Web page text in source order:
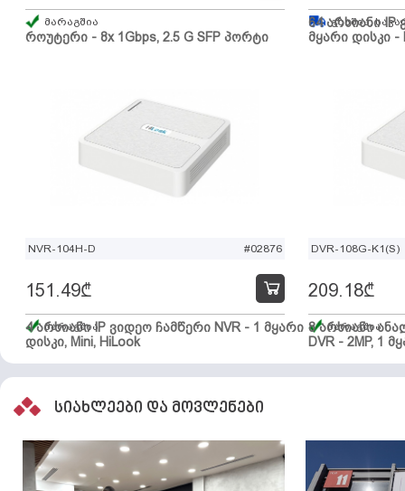
როუტერი - 8x 1Gbps, 2.5 G SFP პორტი
მარაგშია
64 არხიანი IP
მყარი დისკი -
გზაშია,
NVR-104H-D #02876
4 არხიანი IP ვიდეო ჩამწერი NVR - 1 მყარი
დისკი, Mini, HiLook
151.49₾
მარაგშია
DVR-108G-K1(S)
8 არხიანი
DVR - 2MP, 1
209.18₾
მარაგშია
სიახლეები და მოვლენები